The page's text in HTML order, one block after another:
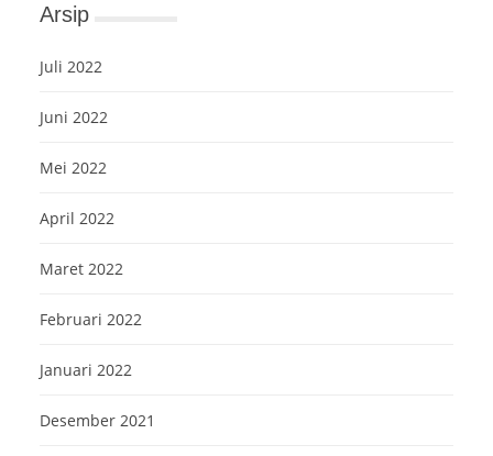
Arsip
Juli 2022
Juni 2022
Mei 2022
April 2022
Maret 2022
Februari 2022
Januari 2022
Desember 2021